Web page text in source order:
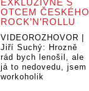
OTCEM ČESKÉHO
ROCK’N’ROLLU
VIDEOROZHOVOR |
Jiří Suchý: Hrozně
rád bych lenošil, ale
já to nedovedu, jsem
workoholik